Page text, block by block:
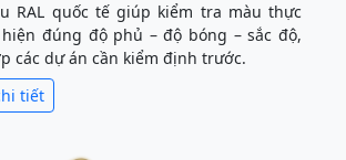
RAL quốc tế giúp kiểm tra màu thực
đúng độ phủ – độ bóng – sắc độ,
các dự án cần kiểm định trước.
tiết